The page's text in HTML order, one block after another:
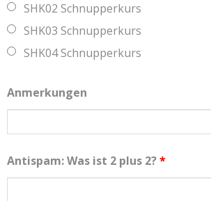
SHK02 Schnupperkurs
SHK03 Schnupperkurs
SHK04 Schnupperkurs
Anmerkungen
Antispam: Was ist 2 plus 2?*